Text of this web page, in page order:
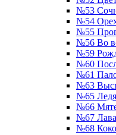
№53
№54
№55
№56 Во
№59
№60
№61
№63
№65
№66
№67
№68